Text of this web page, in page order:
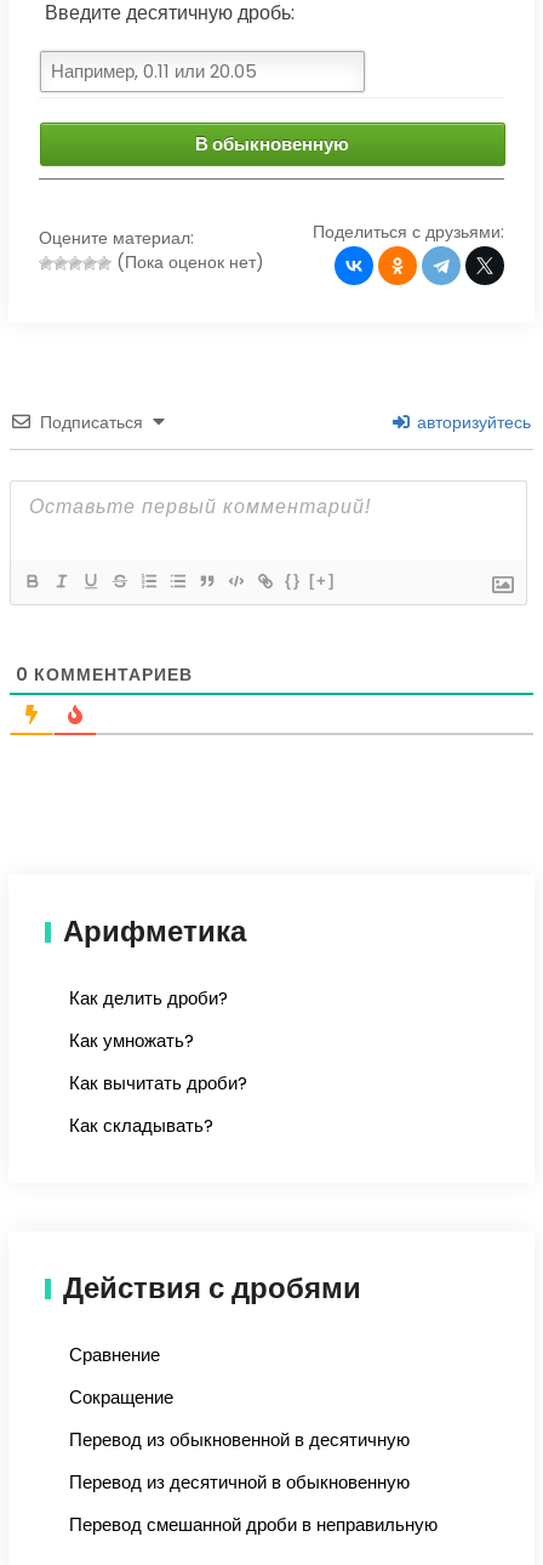
Введите десятичную дробь:
В обыкновенную
Оцените материал:
(Пока оценок нет)
Поделиться с друзьями:
Подписаться авторизуйтесь
{} [+]
0 КОММЕНТАРИЕВ
Арифметика
Как делить дроби?
Как умножать?
Как вычитать дроби?
Как складывать?
Действия с дробями
Сравнение
Сокращение
Перевод из обыкновенной в десятичную
Перевод из десятичной в обыкновенную
Перевод смешанной дроби в неправильную